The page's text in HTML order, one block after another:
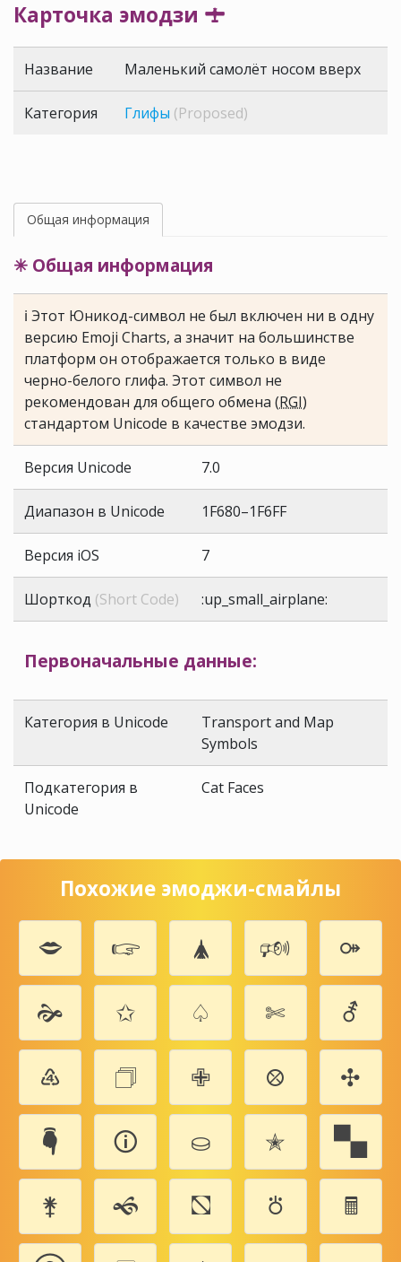
Карточка эмодзи 🛨
Название Маленький самолёт носом вверх
Категория Глифы (Proposed)
Общая информация
✳ Общая информация
ℹ Этот Юникод-символ не был включен ни в одну
версию Emoji Charts, а значит на большинстве
платформ он отображается только в виде
черно-белого глифа. Этот символ не
рекомендован для общего обмена (RGI)
стандартом Unicode в качестве эмодзи.
Версия Unicode 7.0
Диапазон в Unicode 1F680–1F6FF
Версия iOS 7
Шорткод (Short Code) :up_small_airplane:
Первоначальные данные:
Категория в Unicode
Transport and Map
Symbols
Подкатегория в
Unicode
Cat Faces
Похожие эмоджи-смайлы
🗢 🖙 🛦 🕬
⚩
🙞
✩ ♤ ✄
⚦
♶
🗇 ✙ ⛒
✣
🖣
🛈 ⛀ ✭
🙿
⚵
🙜 ⛞ ⛣
🖩